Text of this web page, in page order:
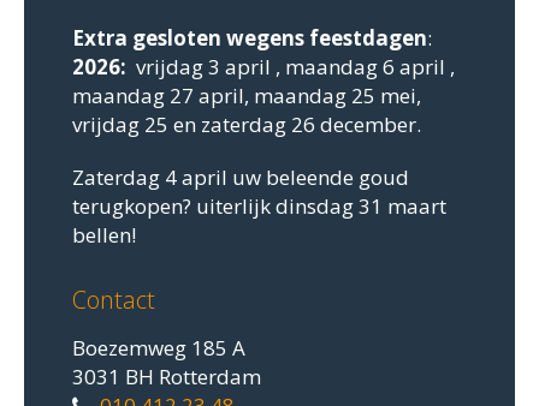
Extra gesloten wegens feestdagen:
2026: vrijdag 3 april , maandag 6 april ,
maandag 27 april, maandag 25 mei,
vrijdag 25 en zaterdag 26 december.
Zaterdag 4 april uw beleende goud
terugkopen? uiterlijk dinsdag 31 maart
bellen!
Contact
Boezemweg 185 A
3031 BH Rotterdam